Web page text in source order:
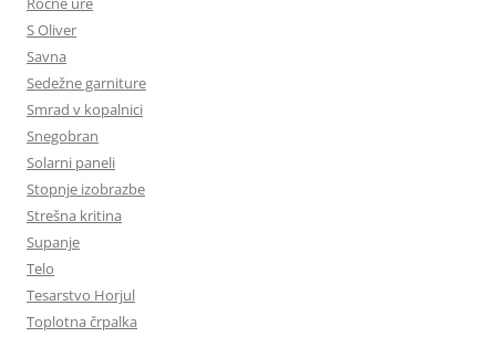
S Oliver
Savna
Sedežne garniture
Smrad v kopalnici
Snegobran
Solarni paneli
Stopnje izobrazbe
Strešna kritina
Supanje
Telo
Tesarstvo Horjul
Toplotna črpalka